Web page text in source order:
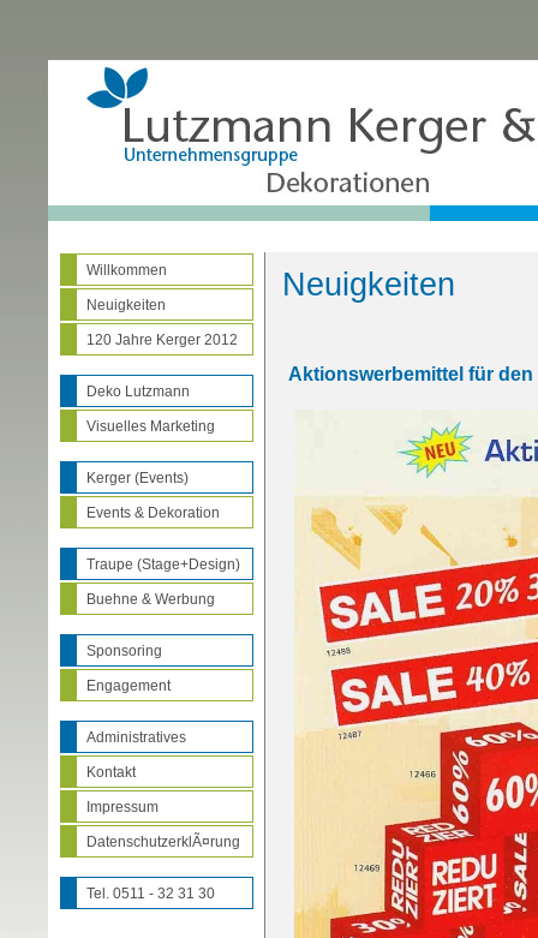
Willkommen
Neuigkeiten
120 Jahre Kerger 2012
Deko Lutzmann
Visuelles Marketing
Kerger (Events)
Events & Dekoration
Traupe (Stage+Design)
Buehne & Werbung
Sponsoring
Engagement
Administratives
Kontakt
Impressum
DatenschutzerklÃ¤rung
Tel. 0511 - 32 31 30
Neuigkeiten
Aktionswerbemittel für